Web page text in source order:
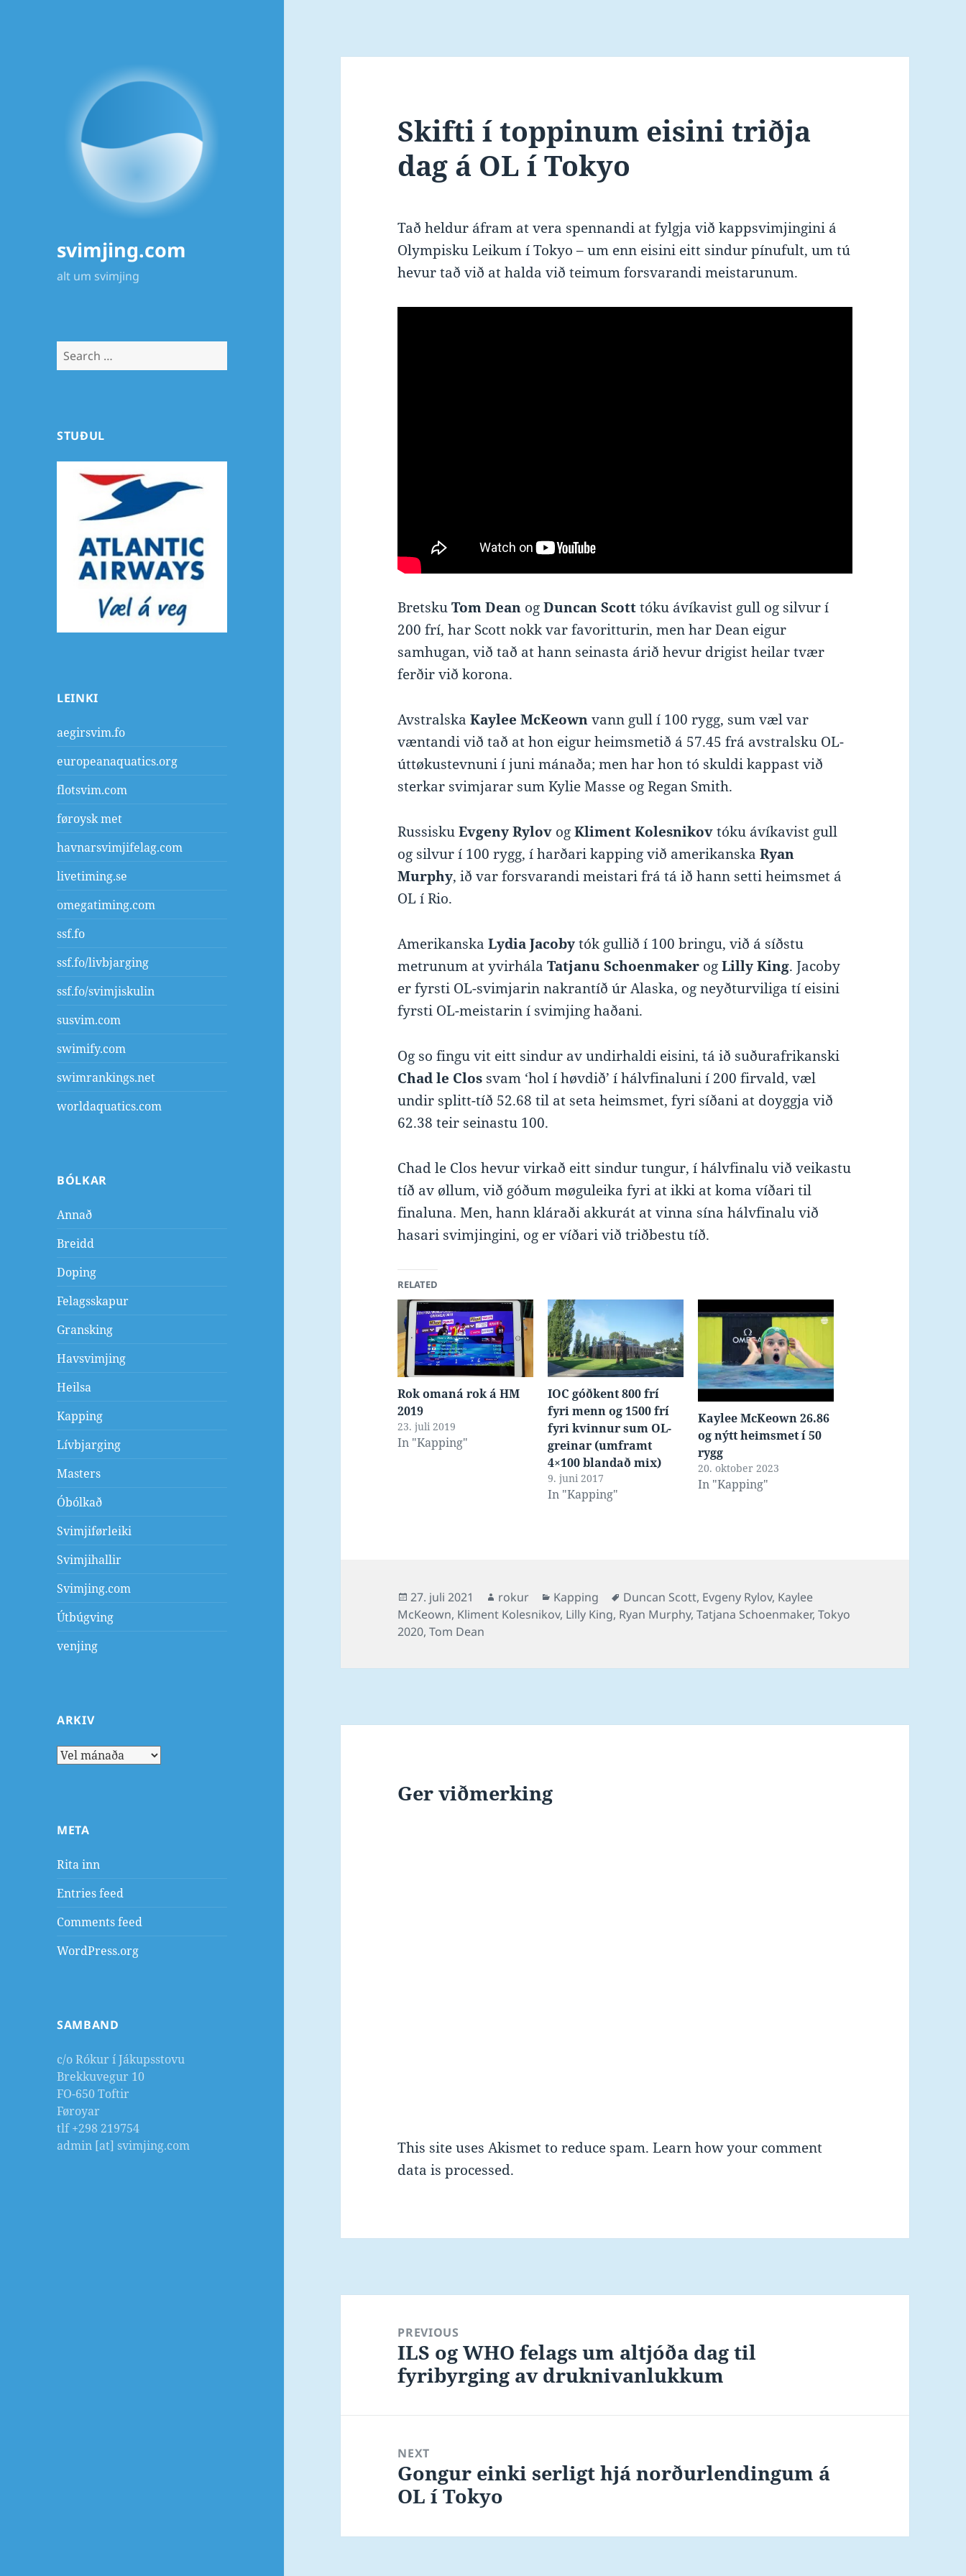
svimjing.com
alt um svimjing
Search
for:
STUÐUL
LEINKI
aegirsvim.fo
europeanaquatics.org
flotsvim.com
føroysk met
havnarsvimjifelag.com
livetiming.se
omegatiming.com
ssf.fo
ssf.fo/livbjarging
ssf.fo/svimjiskulin
susvim.com
swimify.com
swimrankings.net
worldaquatics.com
BÓLKAR
Annað
Breidd
Doping
Felagsskapur
Gransking
Havsvimjing
Heilsa
Kapping
Lívbjarging
Masters
Óbólkað
Svimjiførleiki
Svimjihallir
Svimjing.com
Útbúgving
venjing
ARKIV
Arkiv
META
Rita inn
Entries feed
Comments feed
WordPress.org
SAMBAND
c/o Rókur í Jákupsstovu
Brekkuvegur 10
FO-650 Toftir
Føroyar
tlf +298 219754
admin [at] svimjing.com
Skifti í toppinum eisini triðja
dag á OL í Tokyo
Tað heldur áfram at vera spennandi at fylgja við kappsvimjingini á
Olympisku Leikum í Tokyo – um enn eisini eitt sindur pínufult, um tú
hevur tað við at halda við teimum forsvarandi meistarunum.
BretskuTom Dean ogDuncan Scotttóku ávíkavist gull og silvur í
200 frí, har Scott nokk var favoritturin, men har Dean eigur
samhugan, við tað at hann seinasta árið hevur drigist heilar tvær
ferðir við korona.
AvstralskaKaylee McKeownvann gull í 100 rygg, sum væl var
væntandi við tað at hon eigur heimsmetið á 57.45 frá avstralsku OL-
úttøkustevnuni í juni mánaða; men har hon tó skuldi kappast við
sterkar svimjarar sum Kylie Masse og Regan Smith.
RussiskuEvgeny Rylov ogKliment Kolesnikovtóku ávíkavist gull
og silvur í 100 rygg, í harðari kapping við amerikanskaRyan
Murphy, ið var forsvarandi meistari frá tá ið hann setti heimsmet á
OL í Rio.
AmerikanskaLydia Jacobytók gullið í 100 bringu, við á síðstu
metrunum at yvirhálaTatjanu Schoenmaker ogLilly King. Jacoby
er fyrsti OL-svimjarin nakrantíð úr Alaska, og neyðturviliga tí eisini
fyrsti OL-meistarin í svimjing haðani.
Og so fingu vit eitt sindur av undirhaldi eisini, tá ið suðurafrikanski
Chad le Clos svam ‘hol í høvdið’ í hálvfinaluni í 200 firvald, væl
undir splitt-tíð 52.68 til at seta heimsmet, fyri síðani at doyggja við
62.38 teir seinastu 100.
Chad le Clos hevur virkað eitt sindur tungur, í hálvfinalu við veikastu
tíð av øllum, við góðum møguleika fyri at ikki at koma víðari til
finaluna. Men, hann kláraði akkurát at vinna sína hálvfinalu við
hasari svimjingini, og er víðari við triðbestu tíð.
RELATED
Rok omaná rok á HM
2019
23. juli 2019
In "Kapping"
IOC góðkent 800 frí
fyri menn og 1500 frí
fyri kvinnur sum OL-
greinar (umframt
4×100 blandað mix)
9. juni 2017
In "Kapping"
Kaylee McKeown 26.86
og nýtt heimsmet í 50
rygg
20. oktober 2023
In "Kapping"
Posted
on
27. juli 2021 Author
rokur Categories
Kapping Tags
Duncan Scott, Evgeny Rylov, Kaylee
McKeown, Kliment Kolesnikov, Lilly King, Ryan Murphy,Tatjana Schoenmaker,Tokyo
2020,Tom Dean
Ger viðmerking
This site uses Akismet to reduce spam.Learn how your comment
data is processed.
navigationPREVIOUS
Previous
post:
ILS og WHO felags um altjóða dag til
fyribyrging av druknivanlukkum
NEXT
Next
post:
Gongur einki serligt hjá norðurlendingum á
OL í Tokyo